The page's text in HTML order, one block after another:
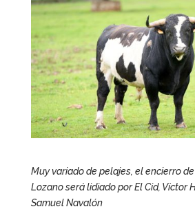
Muy variado de pelajes, el encierro
Lozano será lidiado por El Cid, Víctor
Samuel Navalón